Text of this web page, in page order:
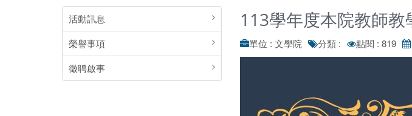
活動訊息
榮譽事項
徵聘啟事
113學年度本院教師教
單位 : 文學院 分類 : 點閱 : 819